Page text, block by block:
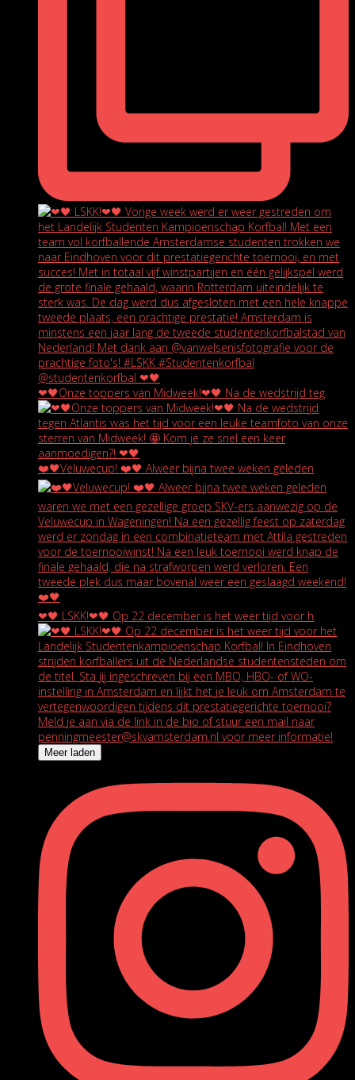
❤🖤Onze toppers van Midweek!❤🖤 Na de wedstrijd teg
❤️🖤Veluwecup! ❤️🖤 Alweer bijna twee weken geleden
❤🖤 LSKK!❤🖤 Op 22 december is het weer tijd voor h
Meer laden